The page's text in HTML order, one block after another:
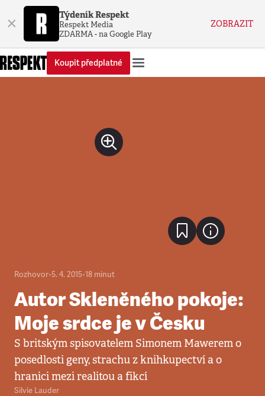
× Týdeník Respekt
Respekt Media
ZDARMA - na Google Play
ZOBRAZIT
Koupit předplatné
Rozhovor•5. 4. 2015•18 minut
Autor Skleněného pokoje:
Moje srdce je v Česku
S britským spisovatelem Simonem Mawerem o
posedlosti geny, strachu z knihkupectví a o
hranici mezi realitou a fikcí
Silvie Lauder